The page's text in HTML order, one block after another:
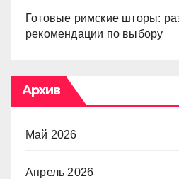
Готовые римские шторы:
рекомендации по выбору
Архив
Май 2026
Апрель 2026